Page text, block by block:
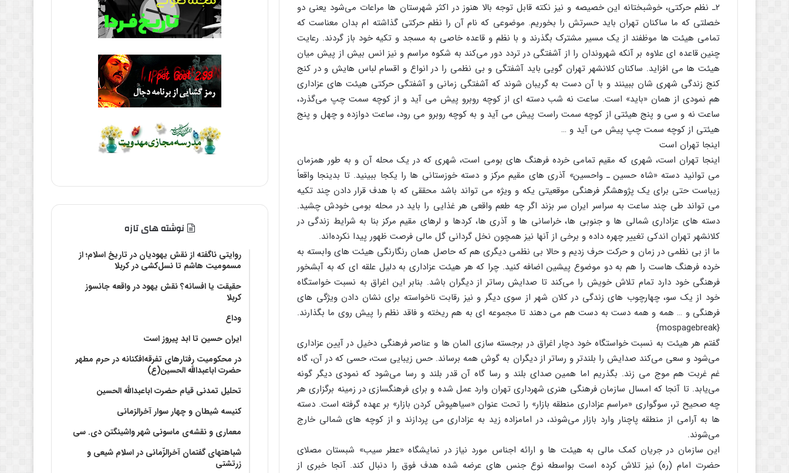
۲ـ نظم حرکتی، خوشبختانه این خصیصه و نیز نکته قابل توجه بالا هنوز در اکثر شهرستان ها مراعات می‌شود یعنی دو
خصلتی که ما ساکنان تهران باید حسرتش را بخوریم. موضوعی که نام آن را نظم حرکتی گذاشته ام بدان معناست که
تمامی هیئت ها موظفند از یک مسیر مشترک بگذرند و با نظم و قاعده خاصی به مسجد و تکیه خود باز گردند. رعایت
چنین قاعده ای علاوه بر آنکه شهروندان را از آشفتگی در تردد دور می‌کند به شکوه مراسم و نیز انس بیش از پیش میان
هیئت ها می افزاید. ساکنان کلانشهر تهران گویی باید آشفتگی و بی نظمی را در انواع و اقسام لباس هایش و در کنج
کنج زندگی شهری شان ببینند و با آن دست به گریبان شوند که آشفتگی زمانی و آشفتگی حرکتی هیئت های عزاداری
هم نمودی از همان «باید» است. ساعت نه شب دسته ای از کوچه روبرو پیش می آید و از کوچه سمت چپ می‌گذرد،
ساعت نه و سی و پنج هیئتی از کوچه سمت راست پیش می آید و به کوچه روبرو می رود، ساعت دوازده و چهل و پنج
هیئتی از کوچه سمت چپ پیش می آید و …
اینجا تهران است
اینجا تهران است، شهری که مقیم تمامی خرده فرهنگ های بومی است، شهری که در یک محله آن و به طور همزمان
می توانید دسته «شاه حسین ـ واحسین» آذری های مقیم مرکز و دسته خوزستانی ها را یکجا ببینید. تا بدینجا واقعاً
زیباست حتی برای یک پژوهشگر فرهنگی موقعیتی یکه و ویژه می تواند باشد محققی که با هدف قرار دادن چند تکیه
می تواند طی چند ساعت به سراسر ایران سر بزند اگر چه طعم واقعی هر غذایی را باید در محله بومی خودش چشید.
دسته های عزاداری شمالی ها و جنوبی ها، خراسانی ها و آذری ها، کردها و لرهای مقیم مرکز بنا به شرایط زندگی در
کلانشهر تهران اندکی تغییر چهره داده و برخی از آنها نیز همچون نخل گردانی گل مالی فرصت ظهور پیدا نکرده‌اند.
ما از بی نظمی در زمان و حرکت حرف زدیم و حالا بی نظمی دیگری هم که حاصل همان رنگارنگی هیئت های وابسته به
خرده فرهنگ هاست را هم به دو موضوع پیشین اضافه کنید. چرا که هر هیئت عزاداری به دلیل علقه ای که به آبشخور
فرهنگی خود دارد تمام تلاش خویش را می‌کند تا صدایش رساتر از دیگران باشد. بنابر این اغراق به نسبت خواستگاه
خود از یک سو، چهارچوب های زندگی در کلان شهر از سوی دیگر و نیز رقابت ناخواسته برای نشان دادن ویژگی های
فرهنگی و … همه و همه دست به دست هم می دهند تا مجموعه ای به هم ریخته و فاقد نظم را پیش روی ما بگذارند.
{mospagebreak}
گفتم هر هیئت به نسبت خواستگاه خود دچار اغراق در برجسته سازی المان ها و عناصر فرهنگی دخیل در آیین عزاداری
می‌شود و سعی می‌کند صدایش را بلندتر و رساتر از دیگران به گوش همه برساند. حس زیبایی ست، حسی که در آن، گاه
غم غربت هم موج می زند. بگذریم اما همین صدای بلند و رسا گاه آن قدر بلند و رسا می‌شود که نمودی دیگر گونه
می‌یابد. تا آنجا که امسال سازمان فرهنگی هنری شهرداری تهران وارد عمل شده و برای فرهنگسازی در زمینه برگزاری هر
چه صحیح تر، سوگواری «مراسم عزاداری منطقه بازار» را تحت عنوان «سیاهپوش کردن بازار» بر عهده گرفته است. دسته
ها به آرامی از منطقه پاچنار وارد بازار می‌شوند، در امامزاده زید به عزاداری می پردازند و از کوچه های شمالی خارج
می‌شوند.
این سازمان در جریان کمک مالی به هیئت ها و ارائه اجناس مورد نیاز در نمایشگاه «عطر سیب» شبستان مصلای
حضرت امام (ره) نیز تلاش کرده است بواسطه نوع جنس های عرضه شده هدف فوق را دنبال کند. آنجا خبری از
نوشته های تازه
روایتی ناگفته از نقش یهودیان در تاریخ اسلام؛ از
مسمومیت هاشم تا نسل‌کشی در کربلا
حقیقت یا افسانه؟‌ نقش یهود در واقعه جانسوز
کربلا
وداع
ایران حسین تا ابد پیروز است
در محکومیت رفتارهای تفرقه‌افکنانه در حرم مطهر
حضرت اباعبدالله الحسین(ع)
تحلیل تمدنی قیام حضرت اباعبدالله الحسین
کنیسه شیطان و چهار سوار آخرالزمانی
معماری و نقشه‌ی ماسونی شهر واشينگتن دی. سی
شباهتهای گفتمان آخر‌الزّمانی در اسلام شیعی و
زرتشتی